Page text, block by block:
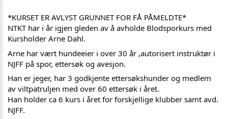
*KURSET ER AVLYST GRUNNET FOR FÅ PÅMELDTE*
NTKT har i år igjen gleden av å avholde Blodsporkurs med
Kursholder Arne Dahl.
Arne har vært hundeeier i over 30 år ,autorisert instruktør i
NJFF på spor, ettersøk og avesjon.
Han er jeger, har 3 godkjente ettersøkshunder og medlem
av viltpatruljen med over 60 ettersøk i året.
Han holder ca 6 kurs i året for forskjellige klubber samt avd.
NJFF.